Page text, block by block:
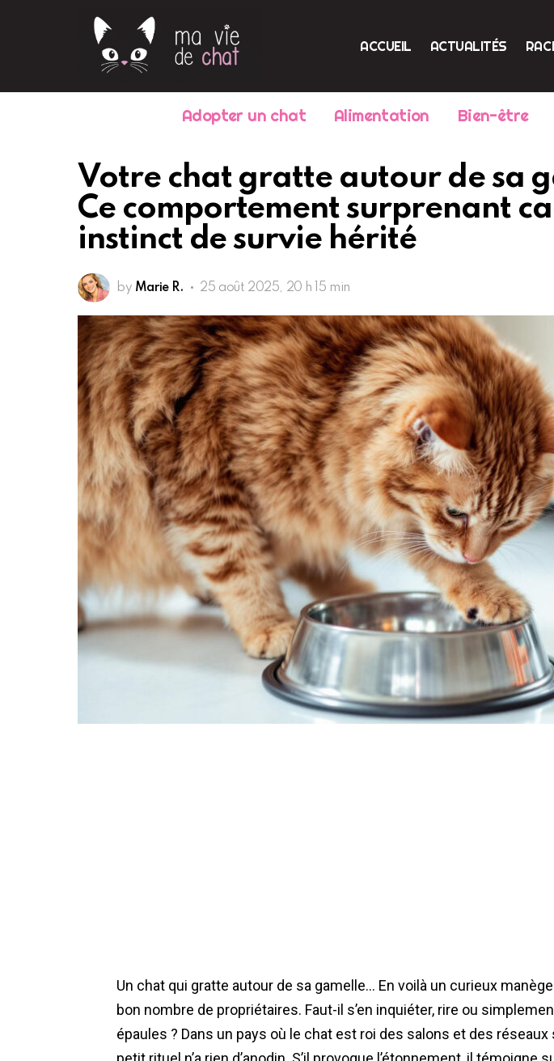
ACCUEIL ACTUALITÉS
Adopter un chat Alimentation Bien-être
Votre chat gratte autour de sa
Ce comportement surprenant
instinct de survie hérité
by Marie R. 25 août 2025, 20 h 15 min
Un chat qui gratte autour de sa gamelle… En voilà un curieux
bon nombre de propriétaires. Faut-il s’en inquiéter, rire ou
épaules ? Dans un pays où le chat est roi des salons et des réseaux